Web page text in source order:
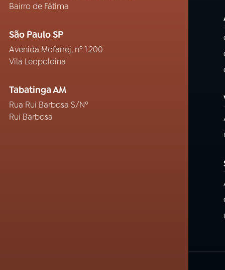
Bairro de Fátima
São Paulo SP
Avenida Mofarrej, nº 1.200
Vila Leopoldina
Tabatinga AM
Rua Rui Barbosa S/Nº
Rui Barbosa